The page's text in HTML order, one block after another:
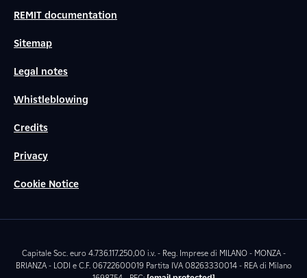
REMIT documentation
Sitemap
Legal notes
Whistleblowing
Credits
Privacy
Cookie Notice
Capitale Soc. euro 4.736.117.250,00 i.v. - Reg. Imprese di MILANO - MONZA -
BRIANZA - LODI e C.F. 06722600019 Partita IVA 08263330014 - REA di Milano